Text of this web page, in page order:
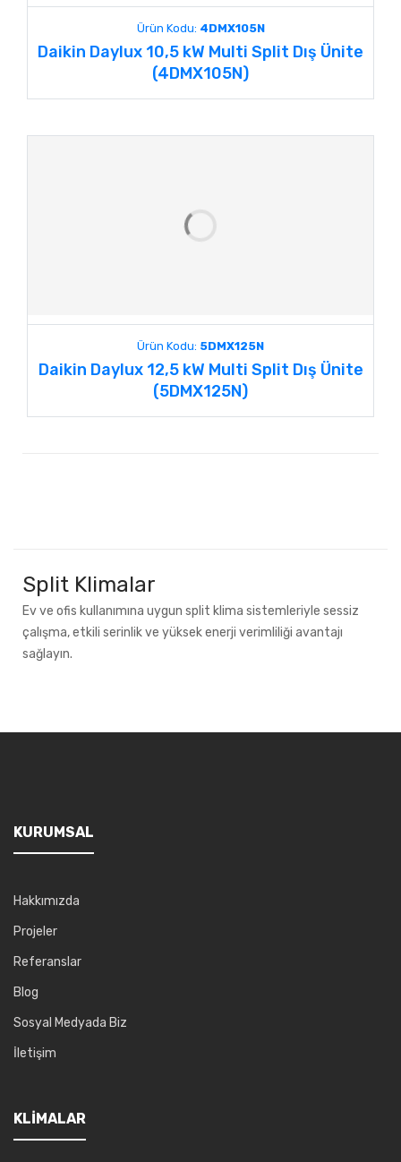
Ürün Kodu: 4DMX105N
Daikin Daylux 10,5 kW Multi Split Dış Ünite
(4DMX105N)
Ürün Kodu: 5DMX125N
Daikin Daylux 12,5 kW Multi Split Dış Ünite
(5DMX125N)
Split Klimalar
Ev ve ofis kullanımına uygun split klima sistemleriyle sessiz
çalışma, etkili serinlik ve yüksek enerji verimliliği avantajı
sağlayın.
KURUMSAL
Hakkımızda
Projeler
Referanslar
Blog
Sosyal Medyada Biz
İletişim
KLIMALAR